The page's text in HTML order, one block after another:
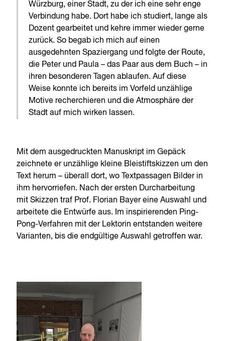
Würzburg, einer Stadt, zu der ich eine sehr enge
Verbindung habe. Dort habe ich studiert, lange als
Dozent gearbeitet und kehre immer wieder gerne
zurück. So begab ich mich auf einen
ausgedehnten Spaziergang und folgte der Route,
die Peter und Paula – das Paar aus dem Buch – in
ihren besonderen Tagen ablaufen. Auf diese
Weise konnte ich bereits im Vorfeld unzählige
Motive recherchieren und die Atmosphäre der
Stadt auf mich wirken lassen.
Mit dem ausgedruckten Manuskript im Gepäck
zeichnete er unzählige kleine Bleistiftskizzen um den
Text herum – überall dort, wo Textpassagen Bilder in
ihm hervorriefen. Nach der ersten Durcharbeitung
mit Skizzen traf Prof. Florian Bayer eine Auswahl und
arbeitete die Entwürfe aus. Im inspirierenden Ping-
Pong-Verfahren mit der Lektorin entstanden weitere
Varianten, bis die endgültige Auswahl getroffen war.